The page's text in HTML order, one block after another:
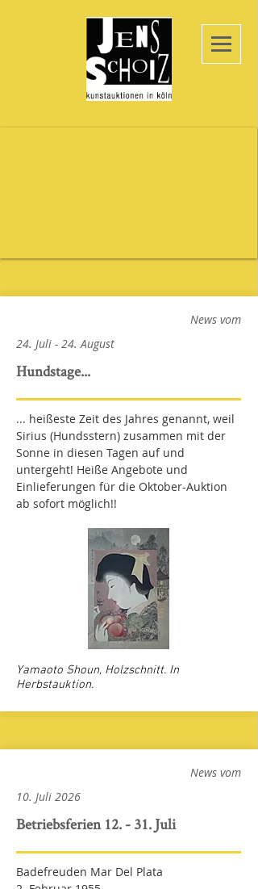
News vom
24. Juli - 24. August
Hundstage...
... heißeste Zeit des Jahres genannt, weil
Sirius (Hundsstern) zusammen mit der
Sonne in diesen Tagen auf und
untergeht! Heiße Angebote und
Einlieferungen für die Oktober-Auktion
ab sofort möglich!!
Yamaoto Shoun, Holzschnitt. In
Herbstauktion.
News vom
10. Juli 2026
Betriebsferien 12. - 31. Juli
Badefreuden Mar Del Plata